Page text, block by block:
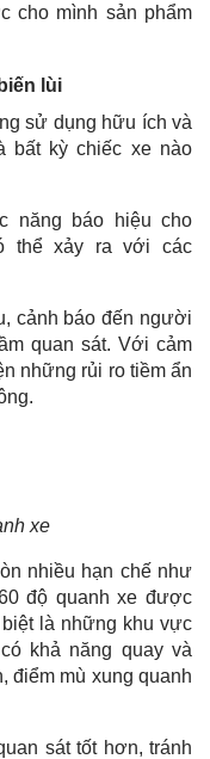
cho mình sản phẩm
lùi
sử dụng hữu ích và
bất kỳ chiếc xe nào
năng báo hiệu cho
thể xảy ra với các
cảnh báo đến người
quan sát. Với cảm
những rủi ro tiềm ẩn
xe
nhiều hạn chế như
độ quanh xe được
là những khu vực
khả năng quay và
điểm mù xung quanh
sát tốt hơn, tránh